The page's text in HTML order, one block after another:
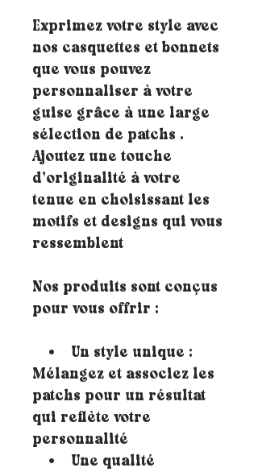
Exprimez votre style avec
nos casquettes et bonnets
que vous pouvez
personnaliser à votre
guise grâce à une large
sélection de patchs .
Ajoutez une touche
d’originalité à votre
tenue en choisissant les
motifs et designs qui vous
ressemblent
Nos produits sont conçus
pour vous offrir :
• Un style unique :
Mélangez et associez les
patchs pour un résultat
qui reflète votre
personnalité
• Une qualité